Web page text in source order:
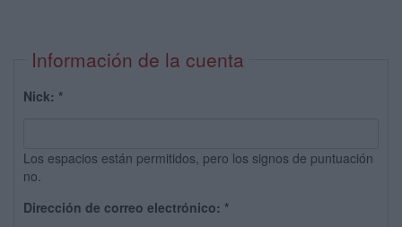
Información de la cuenta
Nick: *
Los espacios están permitidos, pero los signos de puntuación
no.
Dirección de correo electrónico: *